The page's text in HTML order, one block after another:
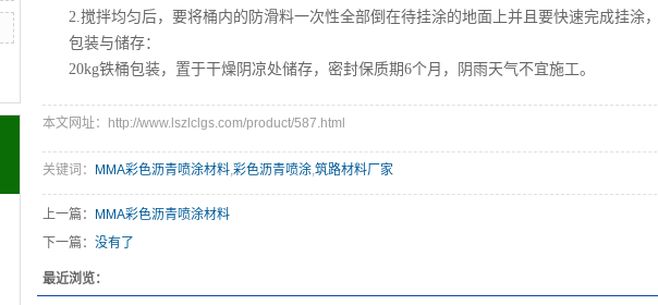
2.搅拌均匀后，要将桶内的防滑料一次性全部倒在待挂涂的地面上并且要快速完成挂涂
包装与储存：
20kg铁桶包装，置于干燥阴凉处储存，密封保质期6个月，阴雨天气不宜施工。
本文网址：http://www.lszlclgs.com/product/587.html
关键词： MMA彩色沥青喷涂材料,彩色沥青喷涂,筑路材料厂家
上一篇：
MMA彩色沥青喷涂材料
下一篇： 没有了
最近浏览：